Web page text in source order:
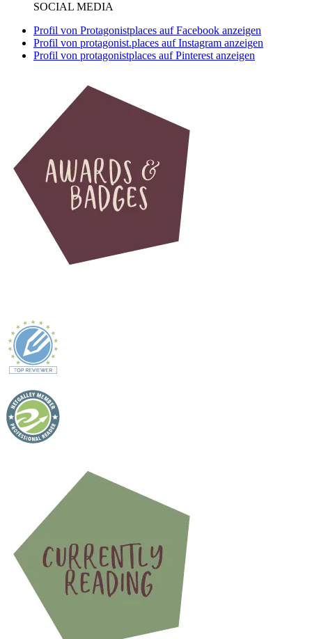
SOCIAL MEDIA
Profil von Protagonistplaces auf Facebook anzeigen
Profil von protagonist.places auf Instagram anzeigen
Profil von protagonistplaces auf Pinterest anzeigen